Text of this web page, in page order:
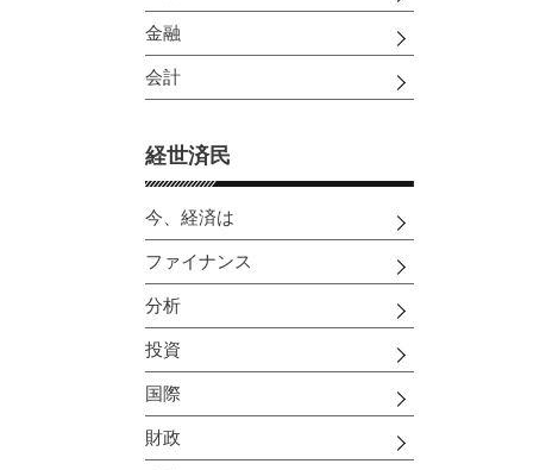
金融
会計
経世済民
今、経済は
ファイナンス
分析
投資
国際
財政